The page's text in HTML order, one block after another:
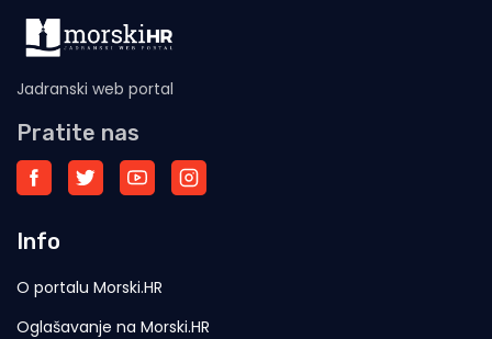
Jadranski web portal
Pratite nas
Info
O portalu Morski.HR
Oglašavanje na Morski.HR